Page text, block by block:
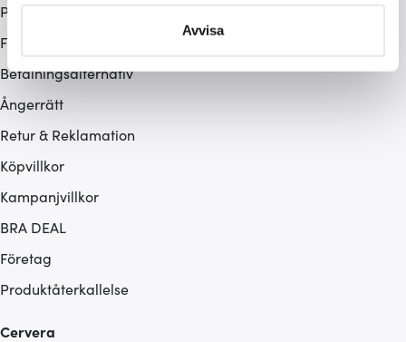
Du kan ändra eller dra tillbaka ditt samtycke när som
ska anpassas efter det som vi tror att du tycker om. Det
gör också att vi kan analysera vår trafik och göra
Avvisa
Presentkort
Frakt & leverans
Betalningsalternativ
Ångerrätt
Retur & Reklamation
Köpvillkor
Kampanjvillkor
BRA DEAL
Företag
Produktåterkallelse
Cervera